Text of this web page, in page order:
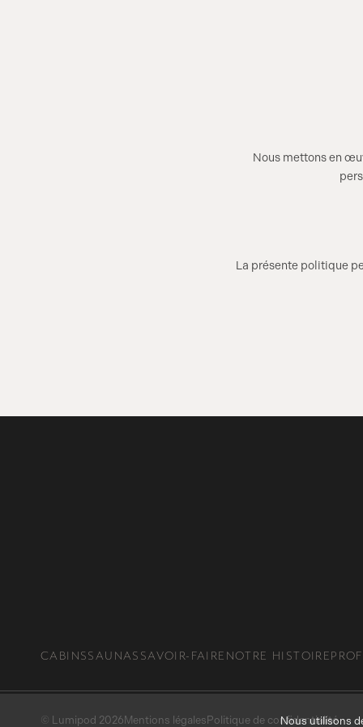
Nous mettons en
La présente politique
CABINSSAUNAS SAVOIR-FAIRE NOTRE HISTOIRE
© Lumipod 2026 Mentions légales Politique de confidentialité
Nous utilisons